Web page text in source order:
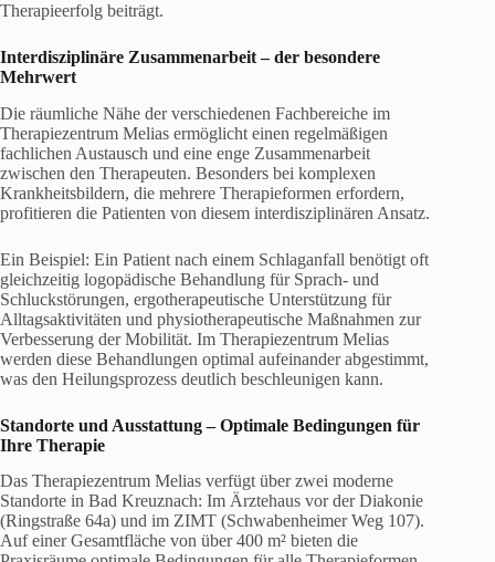
Therapieerfolg beiträgt.
Interdisziplinäre Zusammenarbeit – der besondere
Mehrwert
Die räumliche Nähe der verschiedenen Fachbereiche im
Therapiezentrum Melias ermöglicht einen regelmäßigen
fachlichen Austausch und eine enge Zusammenarbeit
zwischen den Therapeuten. Besonders bei komplexen
Krankheitsbildern, die mehrere Therapieformen erfordern,
profitieren die Patienten von diesem interdisziplinären Ansatz.
Ein Beispiel: Ein Patient nach einem Schlaganfall benötigt oft
gleichzeitig logopädische Behandlung für Sprach- und
Schluckstörungen, ergotherapeutische Unterstützung für
Alltagsaktivitäten und physiotherapeutische Maßnahmen zur
Verbesserung der Mobilität. Im Therapiezentrum Melias
werden diese Behandlungen optimal aufeinander abgestimmt,
was den Heilungsprozess deutlich beschleunigen kann.
Standorte und Ausstattung – Optimale Bedingungen für
Ihre Therapie
Das Therapiezentrum Melias verfügt über zwei moderne
Standorte in Bad Kreuznach: Im Ärztehaus vor der Diakonie
(Ringstraße 64a) und im ZIMT (Schwabenheimer Weg 107).
Auf einer Gesamtfläche von über 400 m² bieten die